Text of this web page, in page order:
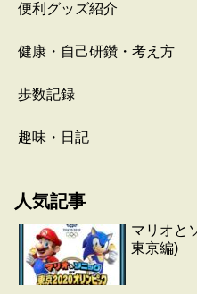
便利グッズ紹介
健康・自己研鑽・考え方
歩数記録
趣味・日記
人気記事
マリオと
東京編)